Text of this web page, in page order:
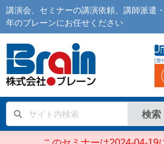
講演会 セミナーの講演依頼 講師派遣
年のブレーンにお任せください
検索